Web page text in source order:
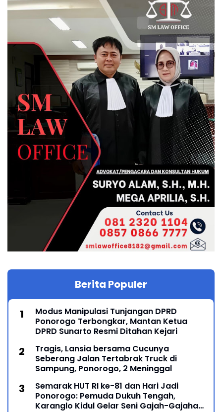
Berita Populer
Modus Manipulasi Tunjangan DPRD
Ponorogo Terbongkar, Mantan Ketua
DPRD Sunarto Resmi Ditahan Kejari
Tragis, Lansia bersama Cucunya
Seberang Jalan Tertabrak Truck di
Sampung, Ponorogo, 2 Meninggal
Semarak HUT RI ke-81 dan Hari Jadi
Ponorogo: Pemuda Dukuh Tengah,
Karanglo Kidul Gelar Seni Gajah-Gajahan,